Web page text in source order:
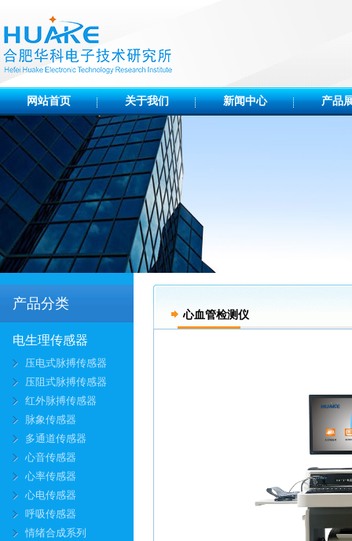
网站首页 关于我们 新闻中心 产品
产品分类
电生理传感器
压电式脉搏传感器
压阻式脉搏传感器
红外脉搏传感器
脉象传感器
多通道传感器
心音传感器
心率传感器
心电传感器
呼吸传感器
情绪合成系列
心血管检测仪